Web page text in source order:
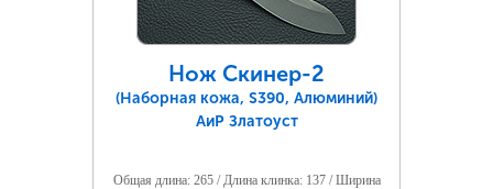
Нож Скинер-2
(Наборная кожа, S390, Алюминий)
АиР Златоуст
Общая длина: 265 / Длина клинка: 137 / Ширина